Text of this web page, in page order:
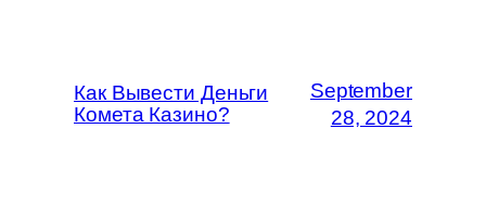
Как Вывести Деньги
Комета Казино?
September
28, 2024